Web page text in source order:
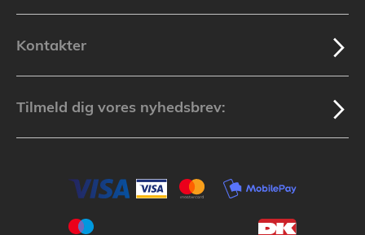
Kontakter
Tilmeld dig vores nyhedsbrev: